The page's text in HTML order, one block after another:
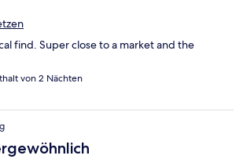
find. Super close to a market and the
von 2 Nächten